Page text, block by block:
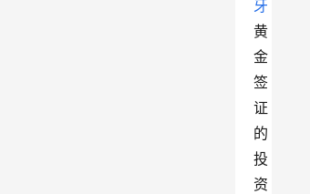
牙
黄
金
签
证
的
投
资